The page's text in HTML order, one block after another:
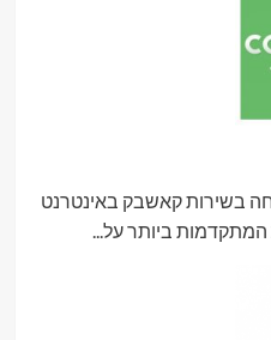
בשירות קאשבק באינטרנט
המתקדמות ביותר על...